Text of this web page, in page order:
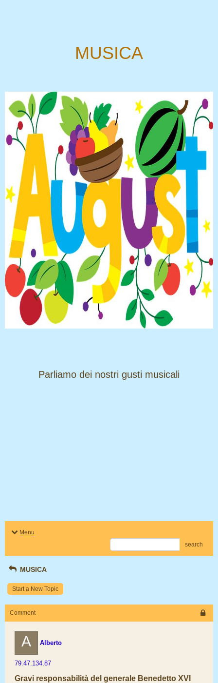
MUSICA
​​​​​​​Parliamo dei nostri gusti musicali
Menu
search
MUSICA
Start a New Topic
Comment
A Alberto
79.47.134.87
Gravi responsabilità del generale Benedetto XVI